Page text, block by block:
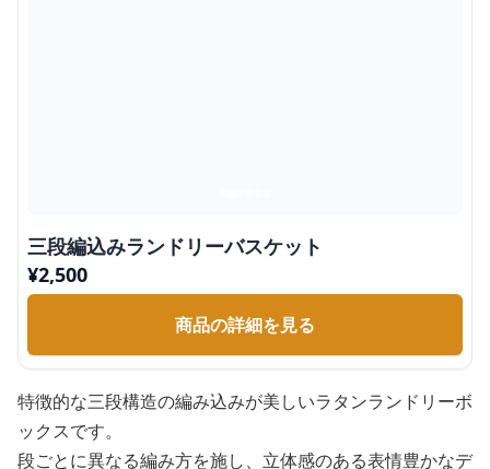
三段編込みランドリーバスケット
¥2,500
商品の詳細を見る
特徴的な三段構造の編み込みが美しいラタンランドリーボ
ックスです。
段ごとに異なる編み方を施し、立体感のある表情豊かなデ